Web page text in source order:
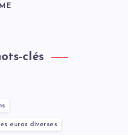
clés
euros diverses